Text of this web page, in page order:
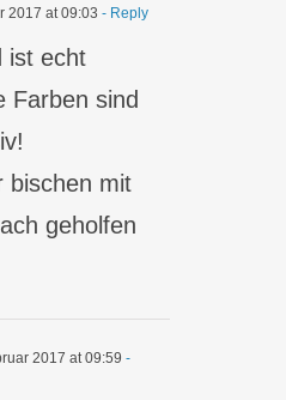
2017 at 09:03 - Reply
ist echt
Farben sind
bischen mit
geholfen
2017 at 09:59 -